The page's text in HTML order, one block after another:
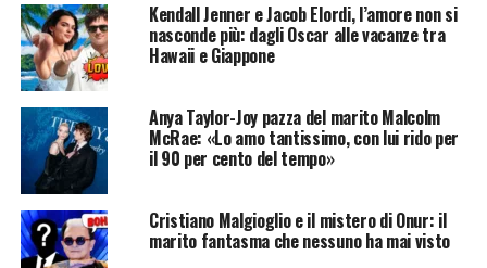
Kendall Jenner e Jacob Elordi, l’amore non si
nasconde più: dagli Oscar alle vacanze tra
Hawaii e Giappone
Anya Taylor-Joy pazza del marito Malcolm
McRae: «Lo amo tantissimo, con lui rido per
il 90 per cento del tempo»
Cristiano Malgioglio e il mistero di Onur: il
marito fantasma che nessuno ha mai visto